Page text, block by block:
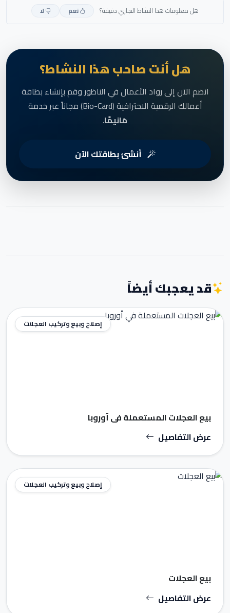
هل معلومات هذا النشاط التجاري دقيقة؟ نعم لا
هل أنت صاحب هذا النشاط؟
انضم الآن إلى رواد الأعمال في الناظور وقم بإنشاء بطاقة
أعمالك الرقمية الاحترافية (Bio-Card) مجاناً عبر خدمة
مَانِيمَّا.
أنشئ بطاقتك الآن
قد يعجبك أيضاً
إصلاح وبيع وتركيب العجلات
بيع العجلات المستعملة في أوروبا
عرض التفاصيل
إصلاح وبيع وتركيب العجلات
بيع العجلات
عرض التفاصيل